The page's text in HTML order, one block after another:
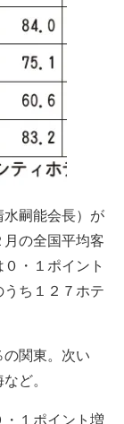
嗣能会長）が
月の全国平均客
・１ポイント
ち１２７ホテ
関東。次い
ど。
１ポイント増